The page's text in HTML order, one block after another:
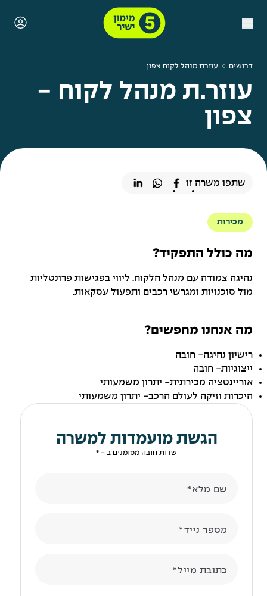
דרושים עוזרת מנהל לקוח צפון
עוזר.ת מנהל לקוח -
צפון
שתפו משרה זו
מכירות
מה כולל התפקיד?
נהיגה צמודה עם מנהל הלקוח. ליווי בפגישות פרונטליות
מול סוכנויות ומגרשי רכבים ותפעול עסקאות.
מה אנחנו מחפשים?
רישיון נהיגה- חובה
ייצוגיות- חובה
אוריינטציה מכירתית- יתרון משמעותי
היכרות וזיקה לעולם הרכב- יתרון משמעותי
הגשת מועמדות למשרה
שדות חובה מסומנים ב - *
שם מלא
מספר נייד
כתובת מייל